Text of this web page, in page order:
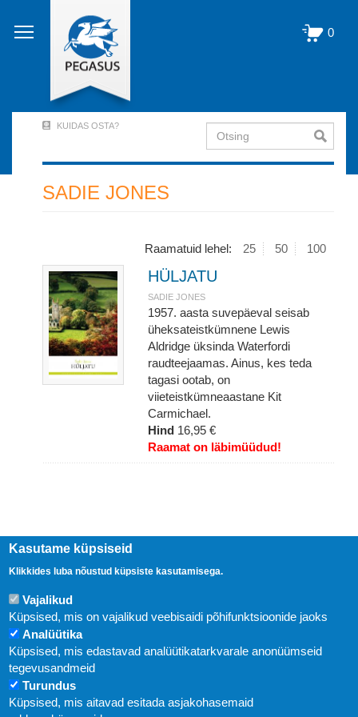
edasi
põhisisu
0
Account
Menu
KUIDAS OSTA? Otsing
SADIE JONES
Raamatuid lehel: 25 50 100
HÜLJATU
SADIE JONES
1957. aasta suvepäeval seisab
üheksateistkümnene Lewis
Aldridge üksinda Waterfordi
raudteejaamas. Ainus, kes teda
tagasi ootab, on
viieteistkümneaastane Kit
Carmichael.
Hind 16,95 €
Raamat on läbimüüdud!
Uudised
KIRJASTUS PEGASUS OÜ © 2020
Kasutame küpsiseid
Klikkides luba nõustud küpsiste kasutamisega.
Vajalikud
Küpsised, mis on vajalikud veebisaidi põhifunktsioonide jaoks
Analüütika
Küpsised, mis edastavad analüütikatarkvarale anonüümseid
tegevusandmeid
Turundus
Küpsised, mis aitavad esitada asjakohasemaid